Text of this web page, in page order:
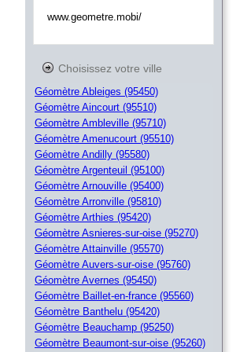
www.geometre.mobi/
Choisissez votre ville
Géomètre Ableiges (95450)
Géomètre Aincourt (95510)
Géomètre Ambleville (95710)
Géomètre Amenucourt (95510)
Géomètre Andilly (95580)
Géomètre Argenteuil (95100)
Géomètre Arnouville (95400)
Géomètre Arronville (95810)
Géomètre Arthies (95420)
Géomètre Asnieres-sur-oise (95270)
Géomètre Attainville (95570)
Géomètre Auvers-sur-oise (95760)
Géomètre Avernes (95450)
Géomètre Baillet-en-france (95560)
Géomètre Banthelu (95420)
Géomètre Beauchamp (95250)
Géomètre Beaumont-sur-oise (95260)